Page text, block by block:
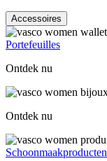
Accessoires
Portefeuilles
Ontdek nu
Ontdek nu
Schoonmaakproducten